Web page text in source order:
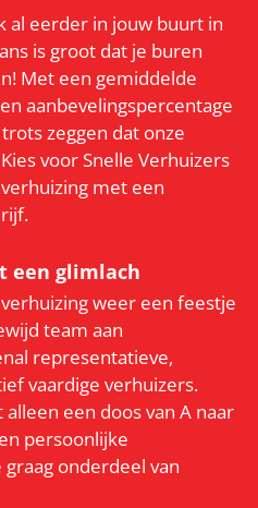
al eerder in jouw buurt in
is groot dat je buren
Met een gemiddelde
aanbevelingspercentage
zeggen dat onze
voor Snelle Verhuizers
met een
een glimlach
weer een feestje
team aan
representatieve,
vaardige verhuizers.
een doos van A naar
persoonlijke
onderdeel van